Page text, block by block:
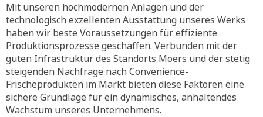
Mit unseren hochmodernen Anlagen und der
technologisch exzellenten Ausstattung unseres Werks
haben wir beste Voraussetzungen für effiziente
Produktionsprozesse geschaffen. Verbunden mit der
guten Infrastruktur des Standorts Moers und der stetig
steigenden Nachfrage nach Convenience-
Frischeprodukten im Markt bieten diese Faktoren eine
sichere Grundlage für ein dynamisches, anhaltendes
Wachstum unseres Unternehmens.